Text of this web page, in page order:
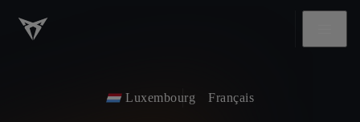
Luxembourg Français